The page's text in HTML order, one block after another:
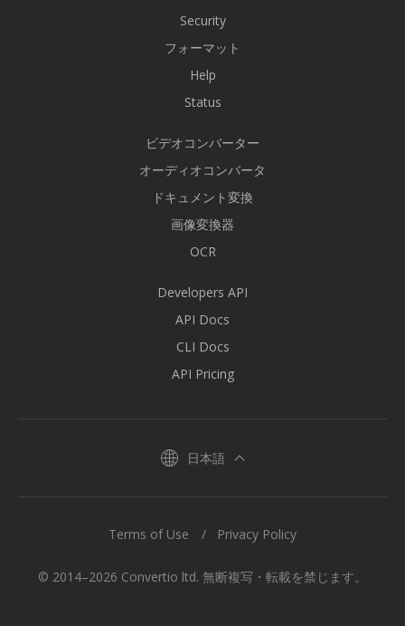
Security
フォーマット
Help
Status
ビデオコンバーター
オーディオコンバータ
ドキュメント変換
画像変換器
OCR
Developers API
API Docs
CLI Docs
API Pricing
日本語
© 2014–2026 Convertio ltd. 無断複写・転載を禁じます。
Terms of Use Privacy Policy